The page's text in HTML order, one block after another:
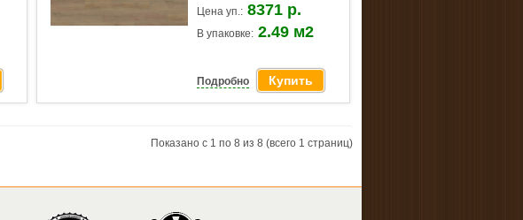
Цена уп.: 8371 р.
В упаковке: 2.49 м2
Подробно Купить
Показано с 1 по 8 из 8 (всего 1 страниц)